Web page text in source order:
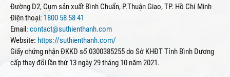
Đường D2, Cụm sản xuất Bình Chuẩn, P.Thuận Giao, TP. Hồ Chí Minh
Điện thoại: 1800 58 58 41
Email: contact@suthienthanh.com
Website: https://suthienthanh.com/
Giấy chứng nhận ĐKKD số 0300385255 do Sở KHĐT Tỉnh Bình Dương
cấp thay đổi lần thứ 13 ngày 29 tháng 10 năm 2021.